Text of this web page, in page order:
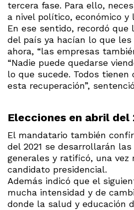
tercera fase. Para ello,
a nivel político, económico y
En ese sentido, recordó que
del país ya hacían lo que
ahora, “las empresas
“Nadie puede quedarse
lo que sucede. Todos tienen
esta recuperación”,
Elecciones en abril del
El mandatario también
del 2021 se desarrollarán
generales y ratificó, una vez
candidato presidencial.
Además indicó que el
mucha intensidad y de
donde la salud y educación